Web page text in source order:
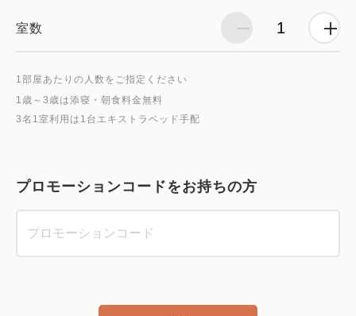
室数
1部屋あたりの人数をご指定ください
1歳～3歳は添寝・朝食料金無料
プロモーションコードをお持ちの方